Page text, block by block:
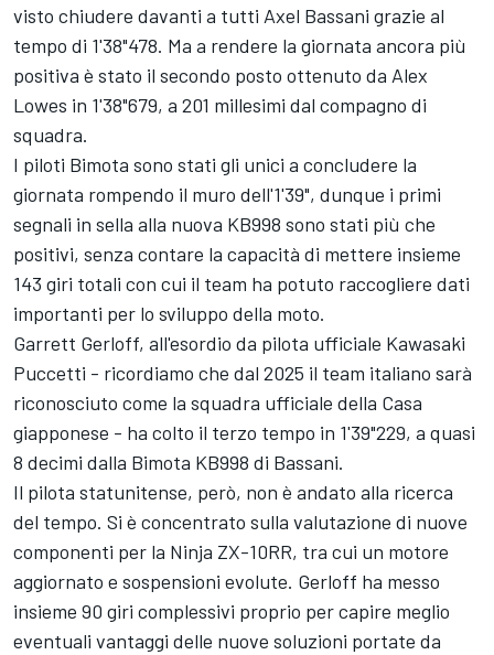
visto chiudere davanti a tutti Axel Bassani grazie al
tempo di 1'38"478. Ma a rendere la giornata ancora più
positiva è stato il secondo posto ottenuto da Alex
Lowes in 1'38"679, a 201 millesimi dal compagno di
squadra.
I piloti Bimota sono stati gli unici a concludere la
giornata rompendo il muro dell'1'39", dunque i primi
segnali in sella alla nuova KB998 sono stati più che
positivi, senza contare la capacità di mettere insieme
143 giri totali con cui il team ha potuto raccogliere dati
importanti per lo sviluppo della moto.
Garrett Gerloff, all'esordio da pilota ufficiale Kawasaki
Puccetti - ricordiamo che dal 2025 il team italiano sarà
riconosciuto come la squadra ufficiale della Casa
giapponese - ha colto il terzo tempo in 1'39"229, a quasi
8 decimi dalla Bimota KB998 di Bassani.
Il pilota statunitense, però, non è andato alla ricerca
del tempo. Si è concentrato sulla valutazione di nuove
componenti per la Ninja ZX-10RR, tra cui un motore
aggiornato e sospensioni evolute. Gerloff ha messo
insieme 90 giri complessivi proprio per capire meglio
eventuali vantaggi delle nuove soluzioni portate da